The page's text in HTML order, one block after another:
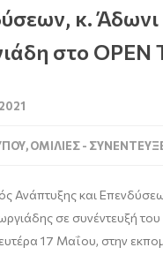
κ. Άδωνι
στο OPEN
,ΟΜΙΛΊΕΣ -
Ανάπτυξης και
σε συνέντευξή του
17 Μαΐου, στην